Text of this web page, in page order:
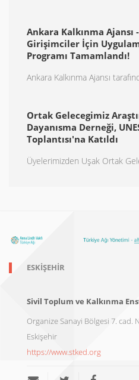
Ankara Kalkınma Ajansı
Girişimciler İçin
Programı Tamamlandı!
Ankara Kalkınma Ajansı
Ortak Gelecegimiz
Dayanısma Derneği,
Toplantısı'na Katıldı
Üyelerimizden Uşak Ortak
ESKIŞEHIR
Sivil Toplum ve Kalkınma
Organize Sanayi Bölgesi 7. cad.
Eskişehir
https://www.stked.org